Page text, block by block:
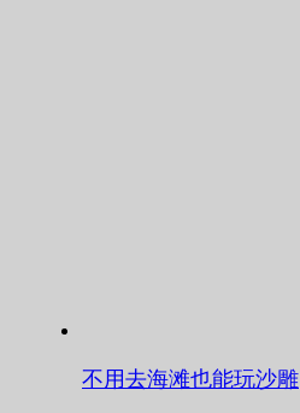
不用去海滩也能玩沙雕